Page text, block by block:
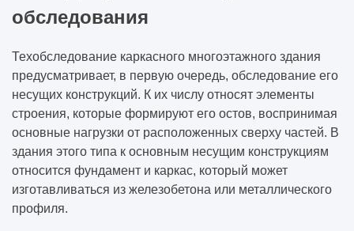
обследования
Техобследование каркасного многоэтажного здания
предусматривает, в первую очередь, обследование его
несущих конструкций. К их числу относят элементы
строения, которые формируют его остов, воспринимая
основные нагрузки от расположенных сверху частей. В
здания этого типа к основным несущим конструкциям
относится фундамент и каркас, который может
изготавливаться из железобетона или металлического
профиля.